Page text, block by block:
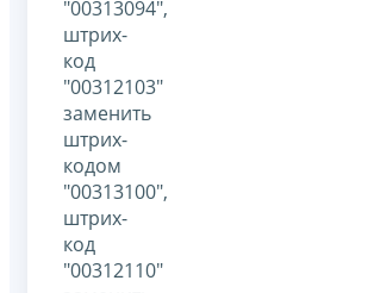
"00313094",
штрих-
код
"00312103"
заменить
штрих-
кодом
"00313100",
штрих-
код
"00312110"